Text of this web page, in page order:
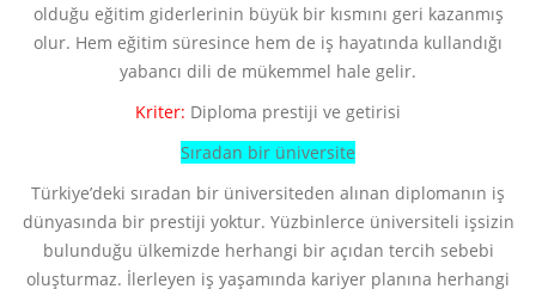
olduğu eğitim giderlerinin büyük bir kısmını geri kazanmış
olur. Hem eğitim süresince hem de iş hayatında kullandığı
yabancı dili de mükemmel hale gelir.
Kriter: Diploma prestiji ve getirisi
Sıradan bir üniversite
Türkiye’deki sıradan bir üniversiteden alınan diplomanın iş
dünyasında bir prestiji yoktur. Yüzbinlerce üniversiteli işsizin
bulunduğu ülkemizde herhangi bir açıdan tercih sebebi
oluşturmaz. İlerleyen iş yaşamında kariyer planına herhangi